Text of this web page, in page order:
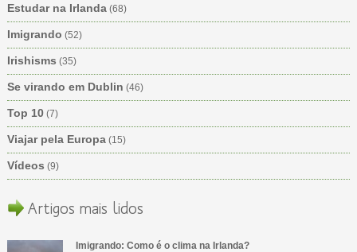
Estudar na Irlanda(68)
Imigrando (52)
Irishisms (35)
Se virando em Dublin (46)
Top 10(7)
Viajar pela Europa(15)
Vídeos (9)
Artigos mais lidos
Imigrando: Como é o clima na Irlanda?